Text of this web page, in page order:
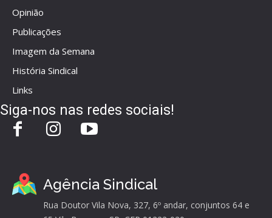
Opinião
Publicações
Imagem da Semana
História Sindical
Links
Siga-nos nas redes sociais!
Agência Sindical
Rua Doutor Vila Nova, 327, 6º andar, conjuntos 64 e